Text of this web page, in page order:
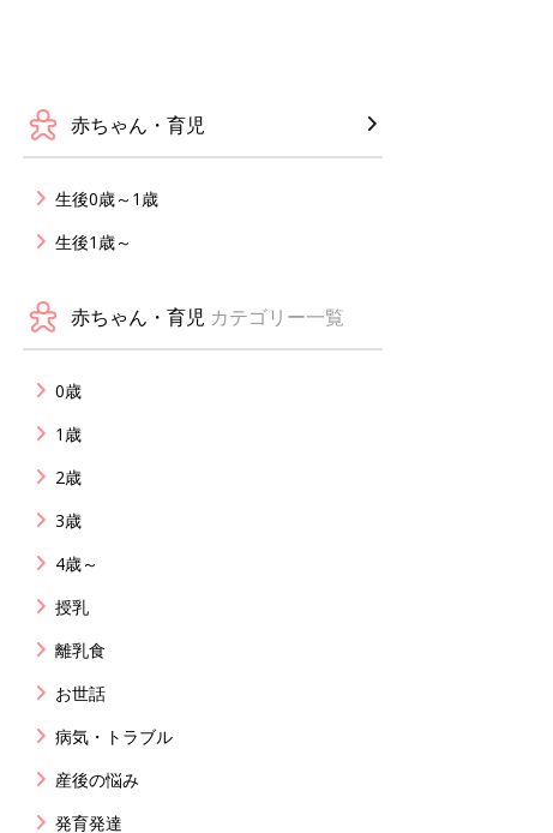
赤ちゃん・育児
生後0歳～1歳
生後1歳～
赤ちゃん・育児 カテゴリー一覧
0歳
1歳
2歳
3歳
4歳～
授乳
離乳食
お世話
病気・トラブル
産後の悩み
発育発達